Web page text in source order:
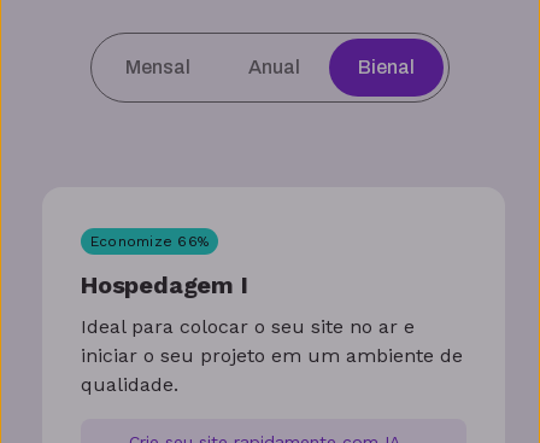
Mensal Anual Bienal
Economize 66%
Hospedagem I
Ideal para colocar o seu site no ar e
iniciar o seu projeto em um ambiente de
qualidade.